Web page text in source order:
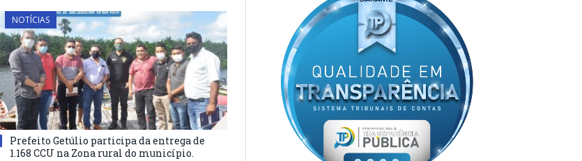
NOTÍCIAS
Prefeito Getúlio participa da entrega de
1.168 CCU na Zona rural do município.